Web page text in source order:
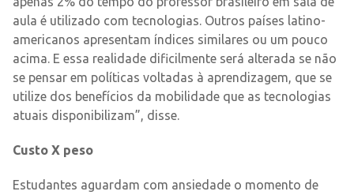
aula é utilizado com tecnologias. Outros países latino-
americanos apresentam índices similares ou um pouco
acima. E essa realidade dificilmente será alterada se não
se pensar em políticas voltadas à aprendizagem, que se
utilize dos benefícios da mobilidade que as tecnologias
atuais disponibilizam”, disse.
Custo X peso
Estudantes aguardam com ansiedade o momento de